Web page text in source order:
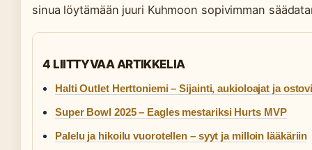
sinua löytämään juuri Kuhmoon sopivimman
4 LIITTYVAA ARTIKKELIA
Halti Outlet Herttoniemi – Sijainti, aukioloajat ja
Super Bowl 2025 – Eagles mestariksi Hurts MVP
Palelu ja hikoilu vuorotellen – syyt ja milloin lääkäriin